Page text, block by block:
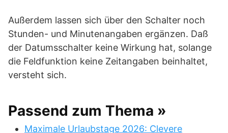
Außerdem lassen sich über den Schalter noch
Stunden- und Minutenangaben ergänzen. Daß
der Datumsschalter keine Wirkung hat, solange
die Feldfunktion keine Zeitangaben beinhaltet,
versteht sich.
Passend zum Thema »
Maximale Urlaubstage 2026: Clevere